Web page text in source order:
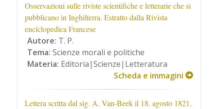
Osservazioni sulle riviste scientifiche e letterarie che si
pubblicano in Inghilterra. Estratto dalla Rivista
enciclopedica Francese
Autore: T. P.
Tema: Scienze morali e politiche
Materia: Editoria|Scienze|Letteratura
Scheda e immagini
Lettera scritta dal sig. A. Van-Beek il 18. agosto 1821.